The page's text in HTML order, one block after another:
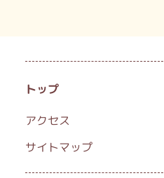
トップ
アクセス
サイトマップ